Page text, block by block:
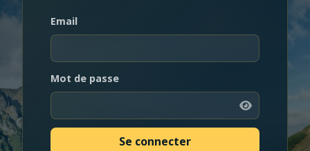
Email
Mot de passe